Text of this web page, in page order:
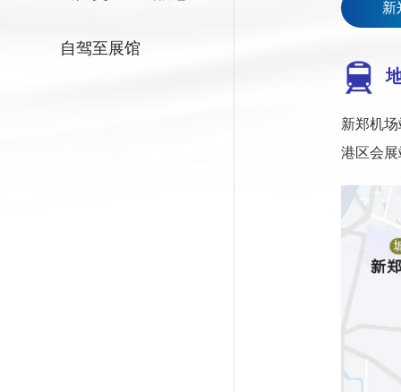
自驾至展馆
新
新郑机
港区会